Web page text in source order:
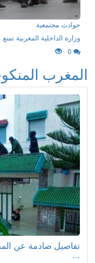
حوادث مجتمعية
وزارة الداخلية المغربية
المغرب
تفاصيل صادمة عن
...